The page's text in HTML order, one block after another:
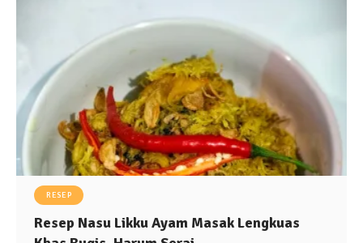
RESEP
Resep Nasu Likku Ayam Masak Lengkuas